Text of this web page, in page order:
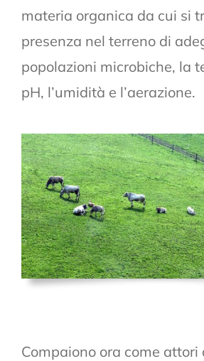
materia organica da cui si
presenza nel terreno di
popolazioni microbiche, la
pH, l’umidità e l’aerazione.
Compaiono ora come attori